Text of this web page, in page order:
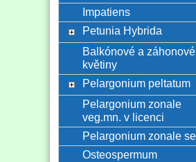
Impatiens
Petunia Hybrida
Balkónové a záhonové
květiny
Pelargonium peltatum
Pelargonium zonale
veg.mn. v licenci
Pelargonium zonale
Osteospermum